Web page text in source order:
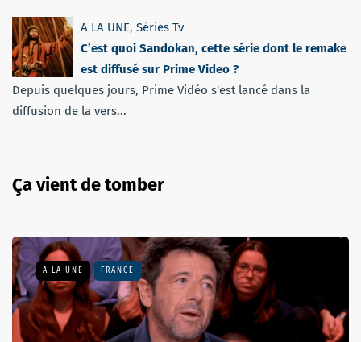
A LA UNE, Séries Tv
C’est quoi Sandokan, cette série dont le remake
est diffusé sur Prime Video ?
Depuis quelques jours, Prime Vidéo s'est lancé dans la
diffusion de la vers...
Ça vient de tomber
A LA UNE FRANCE